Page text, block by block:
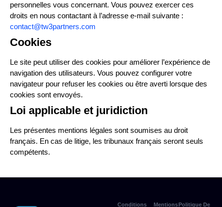
personnelles vous concernant. Vous pouvez exercer ces
droits en nous contactant à l’adresse e-mail suivante :
contact@tw3partners.com
Cookies
Le site peut utiliser des cookies pour améliorer l’expérience de
navigation des utilisateurs. Vous pouvez configurer votre
navigateur pour refuser les cookies ou être averti lorsque des
cookies sont envoyés.
Loi applicable et juridiction
Les présentes mentions légales sont soumises au droit
français. En cas de litige, les tribunaux français seront seuls
compétents.
Conditions Mentions Politique De